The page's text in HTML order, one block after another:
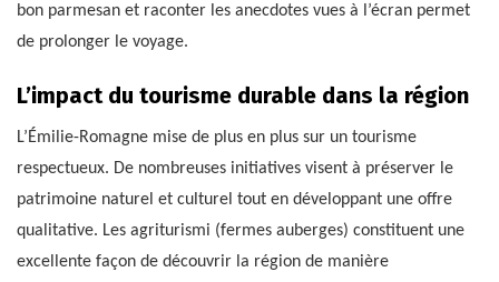
bon parmesan et raconter les anecdotes vues à l’écran permet
de prolonger le voyage.
L’impact du tourisme durable dans la région
L’Émilie-Romagne mise de plus en plus sur un tourisme
respectueux. De nombreuses initiatives visent à préserver le
patrimoine naturel et culturel tout en développant une offre
qualitative. Les agriturismi (fermes auberges) constituent une
excellente façon de découvrir la région de manière